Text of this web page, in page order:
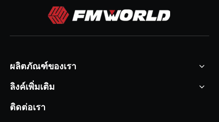
ผลิตภัณฑ์ของเรา
ลิงค์เพิ่มเติม
ติดต่อเรา